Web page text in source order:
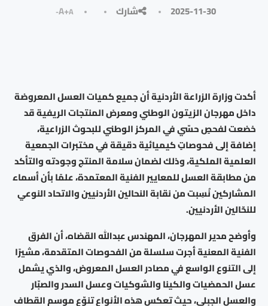
2025-11-30 شارك A+A-
أكدت وزارة الزراعة الأردنية أن جميع كميات العسل المعروضة
داخل مهرجان الزيتون الوطني ومعرض المنتجات الريفية قد
خضعت لفحصٍ حسّي في المركز الوطني للبحوث الزراعية،
إضافة إلى فحوصاتٍ كيميائية دقيقة في مختبرات الجمعية
العلمية الملكية، وذلك لضمان سلامة المنتج وجودته والتأكد
من مطابقة العسل للمعايير الفنية المعتمدة، علمًا بأن أسماء
المشاركين نُسِبت من نقابة النحالين الأردنيين والاتحاد النوعي
للنحّالين الأردنيين.
وأوضح مدير المهرجان، المهندس عبدالله القضاه، أن الفرق
الفنية المعنية أجرت سلسلة من الفحوصات المتقدمة، مشيرًا
إلى التنوع الواسع في مصادر العسل المعروض، والذي يشمل
عسل الحمضيات والكينا والشوكيات وعسل السدر والصبّار
والعسل الجبلي، حيث تعكس هذه الأنواع تنوّع موسم القطاف